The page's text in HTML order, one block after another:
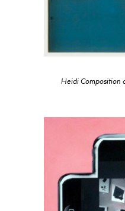
Heidi Composition